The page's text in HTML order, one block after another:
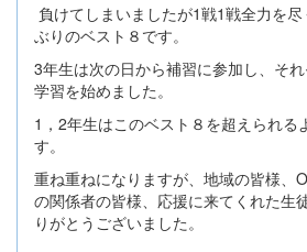
負けてしまいましたが1戦1戦全力を
ぶりのベスト８です。
3年生は次の日から補習に参加し、そ
学習を始めました。
1，2年生はこのベスト８を超えられる
す。
重ね重ねになりますが、地域の皆様、
の関係者の皆様、応援に来てくれた生
りがとうございました。